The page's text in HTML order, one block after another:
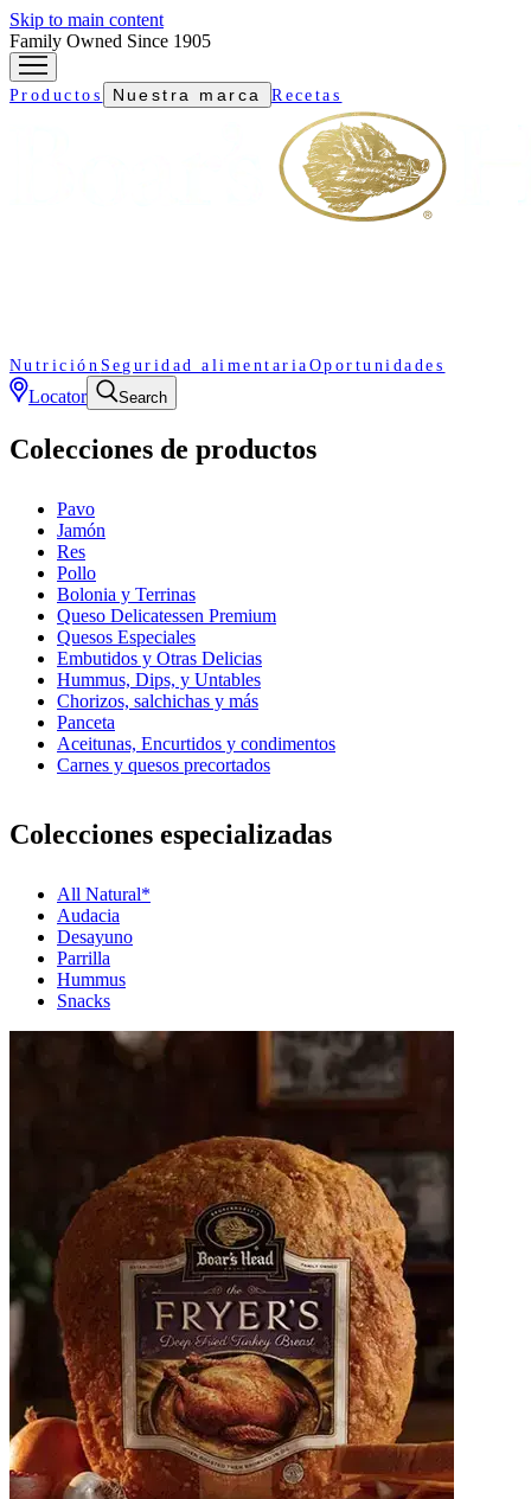
Skip to main content
Family Owned Since 1905
Productos Nuestra marca Recetas
Nutrición Seguridad alimentaria Oportunidades
Locator Search
Colecciones de productos
Pavo
Jamón
Res
Pollo
Bolonia y Terrinas
Queso Delicatessen Premium
Quesos Especiales
Embutidos y Otras Delicias
Hummus, Dips, y Untables
Chorizos, salchichas y más
Panceta
Aceitunas, Encurtidos y condimentos
Carnes y quesos precortados
Colecciones especializadas
All Natural*
Audacia
Desayuno
Parrilla
Hummus
Snacks